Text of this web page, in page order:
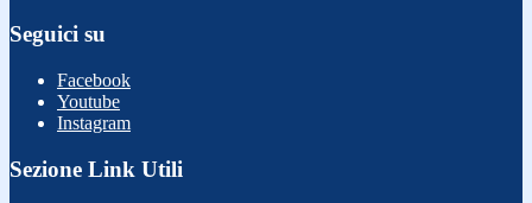
Seguici su
Facebook
Youtube
Instagram
Sezione Link Utili